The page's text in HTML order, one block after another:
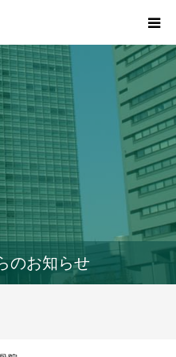
のお知らせ